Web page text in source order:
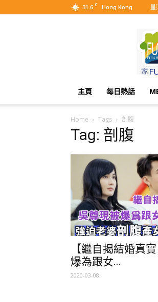
31.6 C Hong Kong 星
主頁 每日熱話
Home Tags 剖腹
Tag: 剖腹
【繼自揭結婚真
爆為跟女...
2020-03-08